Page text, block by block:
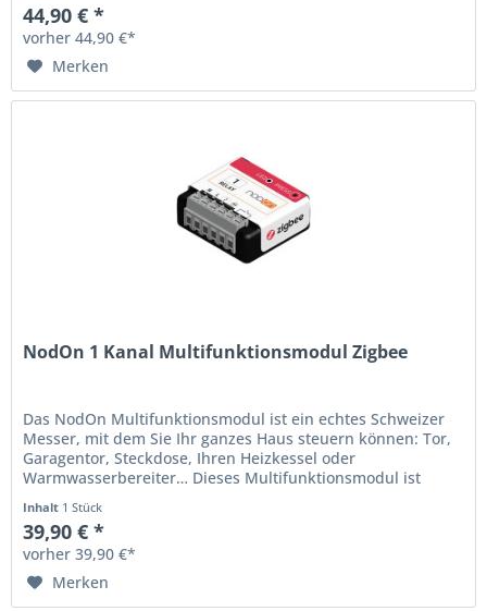
44,90 € *
vorher 44,90 €*
Merken
NodOn 1 Kanal Multifunktionsmodul Zigbee
Das NodOn Multifunktionsmodul ist ein echtes Schweizer
Messer, mit dem Sie Ihr ganzes Haus steuern können: Tor,
Garagentor, Steckdose, Ihren Heizkessel oder
Warmwasserbereiter… Dieses Multifunktionsmodul ist
Inhalt 1 Stück
39,90 € *
vorher 39,90 €*
Merken